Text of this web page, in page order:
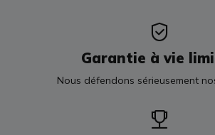
Garantie à vie
Nous défendons sérieusement